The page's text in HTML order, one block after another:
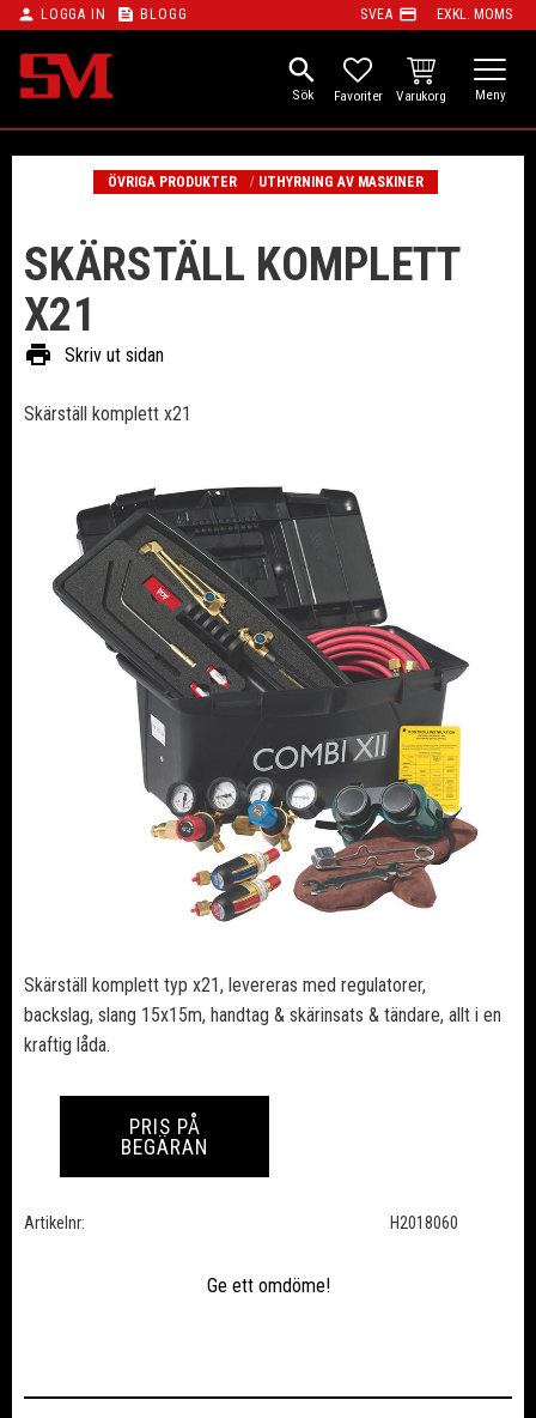
Meny
person LOGGA IN feed BLOGG SVEA payment EXKL. MOMS
search
FAVORITER
KUNDVAGN
ÖVRIGA PRODUKTER UTHYRNING AV MASKINER
SKÄRSTÄLL KOMPLETT
X21
print Skriv ut sidan
Skärställ komplett x21
Skärställ komplett typ x21, levereras med regulatorer,
backslag, slang 15x15m, handtag & skärinsats & tändare, allt i en
kraftig låda.
PRIS PÅ
BEGÄRAN
Artikelnr H2018060
Ge ett omdöme!